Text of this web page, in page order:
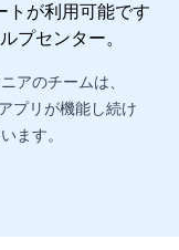
が利用可能です
プセンター。
アのチームは、
プリが機能し続け
ます。